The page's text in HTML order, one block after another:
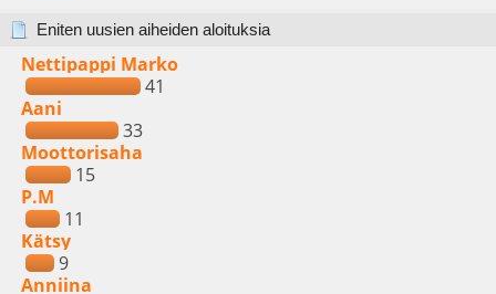
Eniten uusien aiheiden aloituksia
Nettipappi Marko
41
Aani
33
Moottorisaha
15
P.M
11
Kätsy
9
Anniina